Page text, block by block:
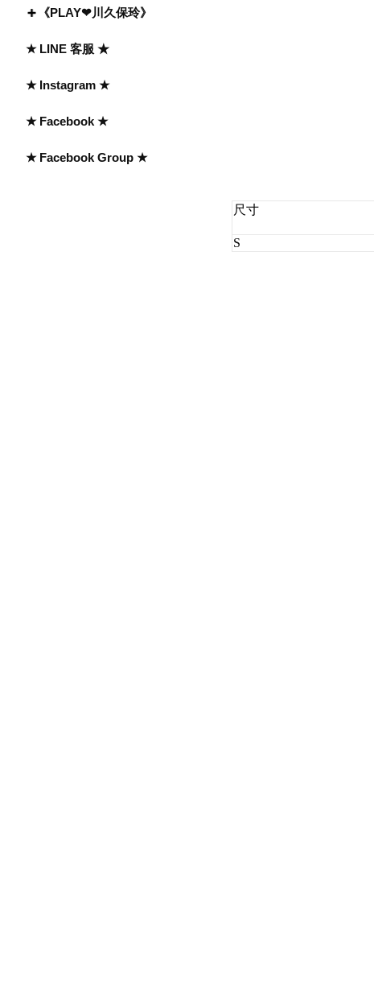
《PLAY❤川久保玲》
★ LINE 客服 ★
★ Instagram ★
★ Facebook ★
★ Facebook Group ★